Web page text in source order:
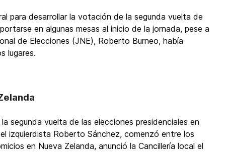
para desarrollar la votación de la segunda vuelta de
en algunas mesas al inicio de la jornada, pese a
de Elecciones (JNE), Roberto Burneo, había
lugares.
segunda vuelta de las elecciones presidenciales en
izquierdista Roberto Sánchez, comenzó entre los
en Nueva Zelanda, anunció la Cancillería local el